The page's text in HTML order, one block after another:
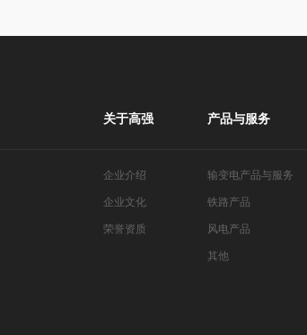
关于高强
企业介绍
企业文化
荣誉资质
产品与服务
输变电产品与服务
铁路产品
风电产品
其他